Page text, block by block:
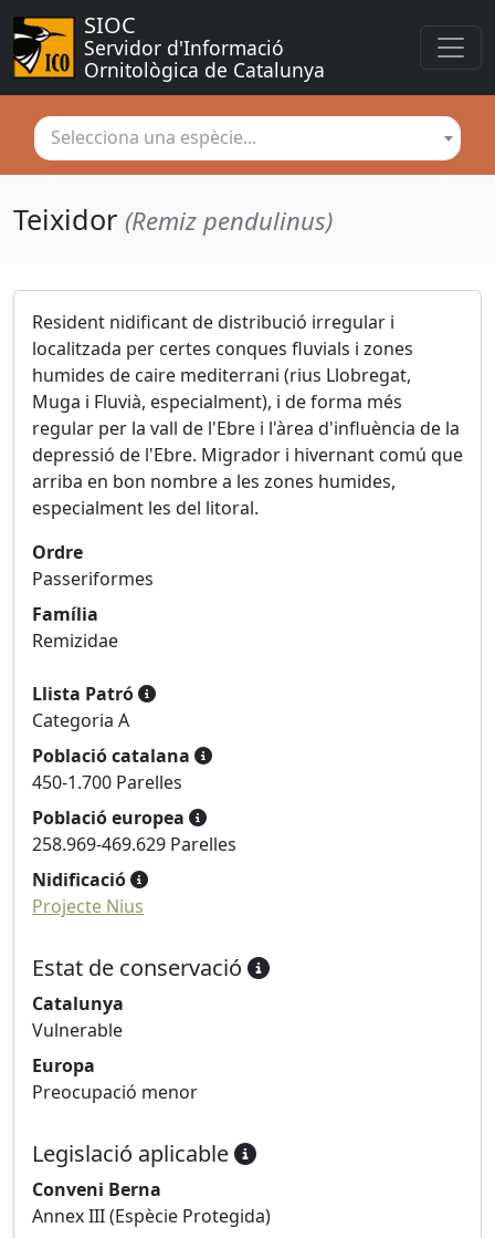
SIOC
Servidor d'Informació
Ornitològica de Catalunya
Selecciona una espècie...
Teixidor (Remiz pendulinus)
Resident nidificant de distribució irregular i
localitzada per certes conques fluvials i zones
humides de caire mediterrani (rius Llobregat,
Muga i Fluvià, especialment), i de forma més
regular per la vall de l'Ebre i l'àrea d'influència de la
depressió de l'Ebre. Migrador i hivernant comú que
arriba en bon nombre a les zones humides,
especialment les del litoral.
Ordre
Passeriformes
Família
Remizidae
Llista Patró
Categoria A
Població catalana
450-1.700 Parelles
Població europea
258.969-469.629 Parelles
Nidificació
Projecte Nius
Estat de conservació
Catalunya
Vulnerable
Europa
Preocupació menor
Legislació aplicable
Conveni Berna
Annex III (Espècie Protegida)